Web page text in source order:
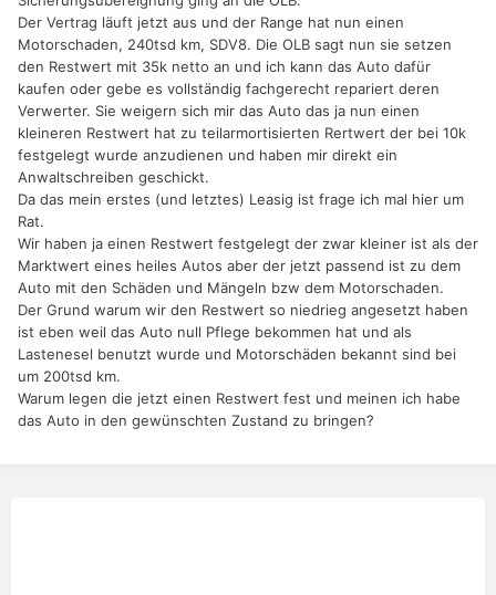
Der Vertrag läuft jetzt aus und der Range hat nun einen
Motorschaden, 240tsd km, SDV8. Die OLB sagt nun sie setzen
den Restwert mit 35k netto an und ich kann das Auto dafür
kaufen oder gebe es vollständig fachgerecht repariert deren
Verwerter. Sie weigern sich mir das Auto das ja nun einen
kleineren Restwert hat zu teilarmortisierten Rertwert der bei 10k
festgelegt wurde anzudienen und haben mir direkt ein
Anwaltschreiben geschickt.
Da das mein erstes (und letztes) Leasig ist frage ich mal hier um
Rat.
Wir haben ja einen Restwert festgelegt der zwar kleiner ist als der
Marktwert eines heiles Autos aber der jetzt passend ist zu dem
Auto mit den Schäden und Mängeln bzw dem Motorschaden.
Der Grund warum wir den Restwert so niedrieg angesetzt haben
ist eben weil das Auto null Pflege bekommen hat und als
Lastenesel benutzt wurde und Motorschäden bekannt sind bei
um 200tsd km.
Warum legen die jetzt einen Restwert fest und meinen ich habe
das Auto in den gewünschten Zustand zu bringen?